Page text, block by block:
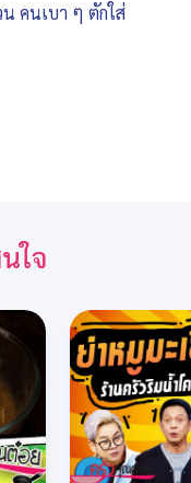
คนเบา ๆ ตักใส่
ใจ